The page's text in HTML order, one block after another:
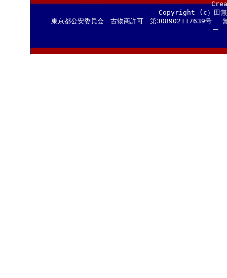
Copyright (c）田
東京都公安委員会 古物商許可 第308902117639号